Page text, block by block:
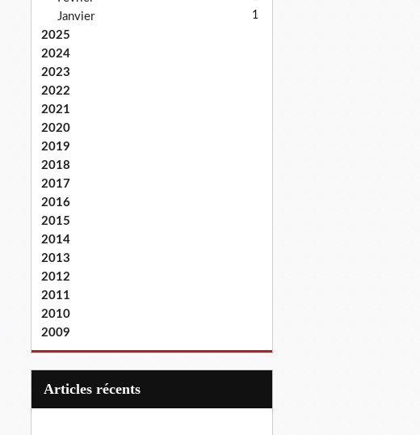
Janvier 1
2025
2024
2023
2022
2021
2020
2019
2018
2017
2016
2015
2014
2013
2012
2011
2010
2009
articles récents